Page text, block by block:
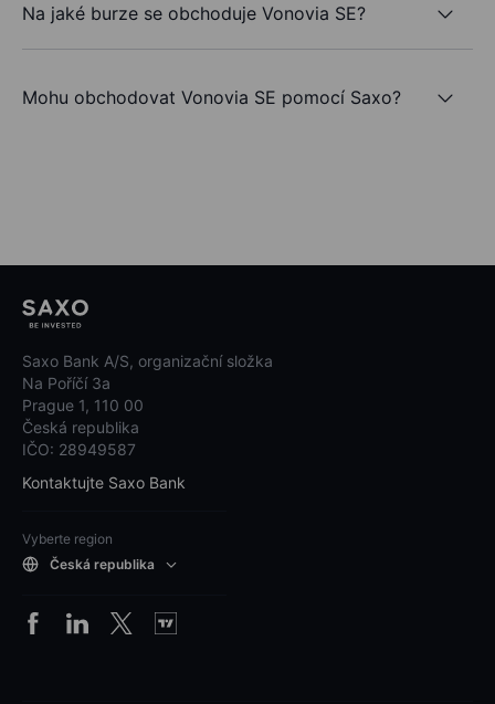
Na jaké burze se obchoduje Vonovia SE?
Mohu obchodovat Vonovia SE pomocí Saxo?
Saxo Bank A/S, organizační složka
Na Poříčí 3a
Prague 1, 110 00
Česká republika
IČO: 28949587
Kontaktujte Saxo Bank
Vyberte region
Česká republika